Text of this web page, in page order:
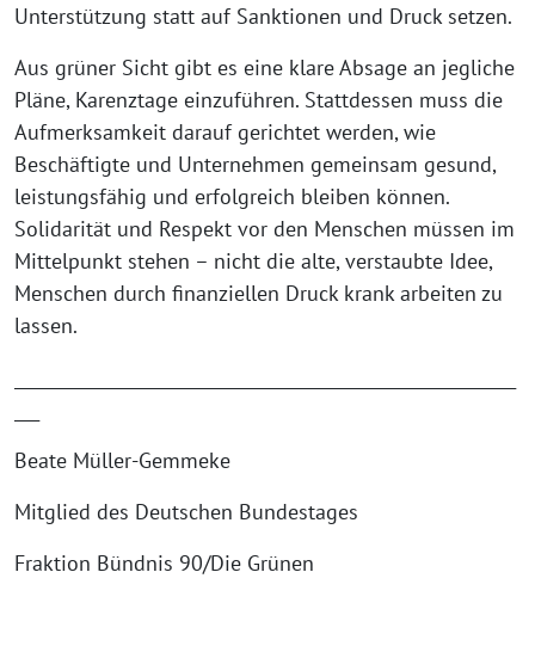
Unterstützung statt auf Sanktionen und Druck setzen.
Aus grüner Sicht gibt es eine klare Absage an jegliche
Pläne, Karenztage einzuführen. Stattdessen muss die
Aufmerksamkeit darauf gerichtet werden, wie
Beschäftigte und Unternehmen gemeinsam gesund,
leistungsfähig und erfolgreich bleiben können.
Solidarität und Respekt vor den Menschen müssen im
Mittelpunkt stehen – nicht die alte, verstaubte Idee,
Menschen durch finanziellen Druck krank arbeiten zu
lassen.
Beate Müller-Gemmeke
Mitglied des Deutschen Bundestages
Fraktion Bündnis 90/Die Grünen